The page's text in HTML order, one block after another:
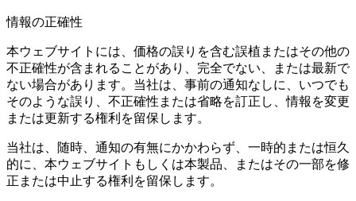
情報の正確性
本ウェブサイトには、価格の誤りを含む誤植またはその他の
不正確性が含まれることがあり、完全でない、または最新で
ない場合があります。当社は、事前の通知なしに、いつでも
そのような誤り、不正確性または省略を訂正し、情報を変更
または更新する権利を留保します。
当社は、随時、通知の有無にかかわらず、一時的または恒久
的に、本ウェブサイトもしくは本製品、またはその一部を修
正または中止する権利を留保します。